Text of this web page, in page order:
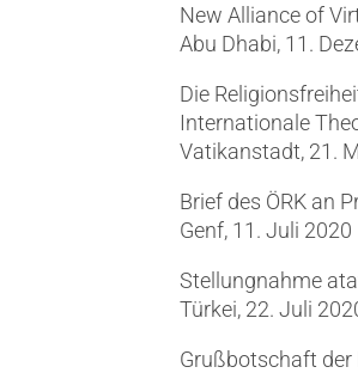
New Alliance of
Abu Dhabi, 11.
Die
Internationale
Vatikanstadt, 21.
Brief des ÖRK an
Genf, 11. Juli 2020
Stellungnahme
Türkei, 22. Juli
Grußbotschaft der